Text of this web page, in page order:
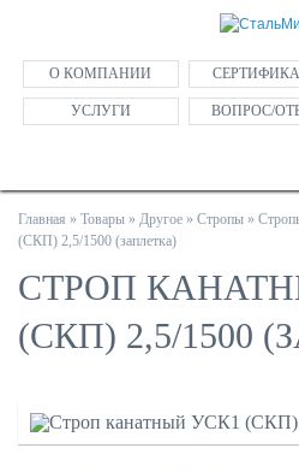
О КОМПАНИИ
УСЛУГИ ВОПРОС/
Главная » Товары » Другое » Стропы »
(СКП) 2,5/1500 (заплетка)
СТРОП
(СКП) 2,5/1500